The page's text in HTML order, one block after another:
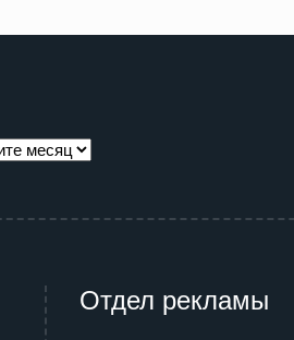
Отдел рекламы